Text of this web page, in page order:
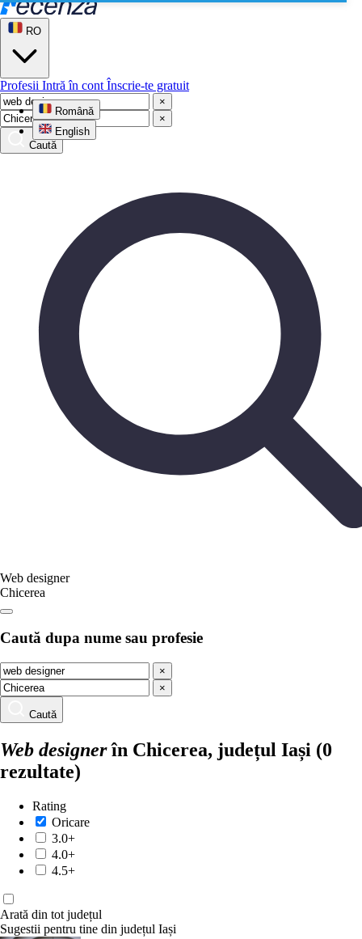
RO
Română
English
Profesii Intră în cont Înscrie-te gratuit
×
×
Caută
Web designer
Chicerea
Caută dupa nume sau profesie
×
×
Caută
Web designerîn Chicerea, județul Iași (0
rezultate)
Rating
Oricare
3.0+
4.0+
4.5+
Arată din tot județul
Sugestii pentru tine din județul Iași